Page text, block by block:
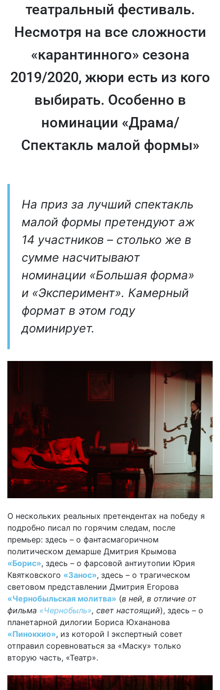
театральный фестиваль.
Несмотря на все сложности
«карантинного» сезона
2019/2020, жюри есть из кого
выбирать. Особенно в
номинации «Драма/
Спектакль малой формы»
На приз за лучший спектакль
малой формы претендуют аж
14 участников – столько же в
сумме насчитывают
номинации «Большая форма»
и «Эксперимент». Камерный
формат в этом году
доминирует.
О нескольких реальных претендентах на победу я
подробно писал по горячим следам, после
премьер: здесь – о фантасмагоричном
политическом демарше Дмитрия Крымова
«Борис», здесь – о фарсовой антиутопии Юрия
Квятковского «Занос», здесь – о трагическом
световом представлении Дмитрия Егорова
«Чернобыльская молитва» (в ней, в отличие от
фильма «Чернобыль», свет настоящий), здесь – о
планетарной дилогии Бориса Юхананова
«Пиноккио», из которой I экспертный совет
отправил соревноваться за «Маску» только
вторую часть, «Театр».